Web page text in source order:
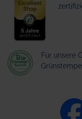
Für unsere
Grünstempel